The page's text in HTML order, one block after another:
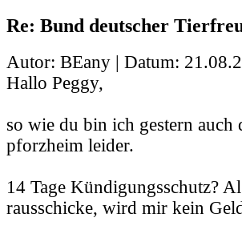
Re: Bund deutscher
Autor: BEany | Datum:
Hallo Peggy,
so wie du bin ich gestern
pforzheim leider.
14 Tage Kündigungsschutz?
rausschicke, wird mir kein